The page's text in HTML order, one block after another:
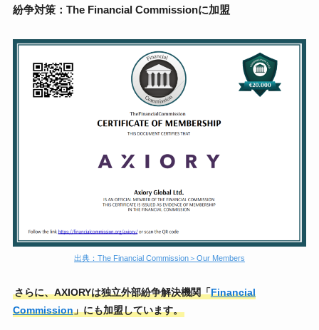
紛争対策：The Financial Commissionに加盟
出典：The Financial Commission＞Our Members
さらに、AXIORYは独立外部紛争解決機関「Financial
Commission」にも加盟しています。